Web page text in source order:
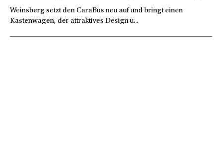
Weinsberg setzt den CaraBus neu auf und bringt einen
Kastenwagen, der attraktives Design u...